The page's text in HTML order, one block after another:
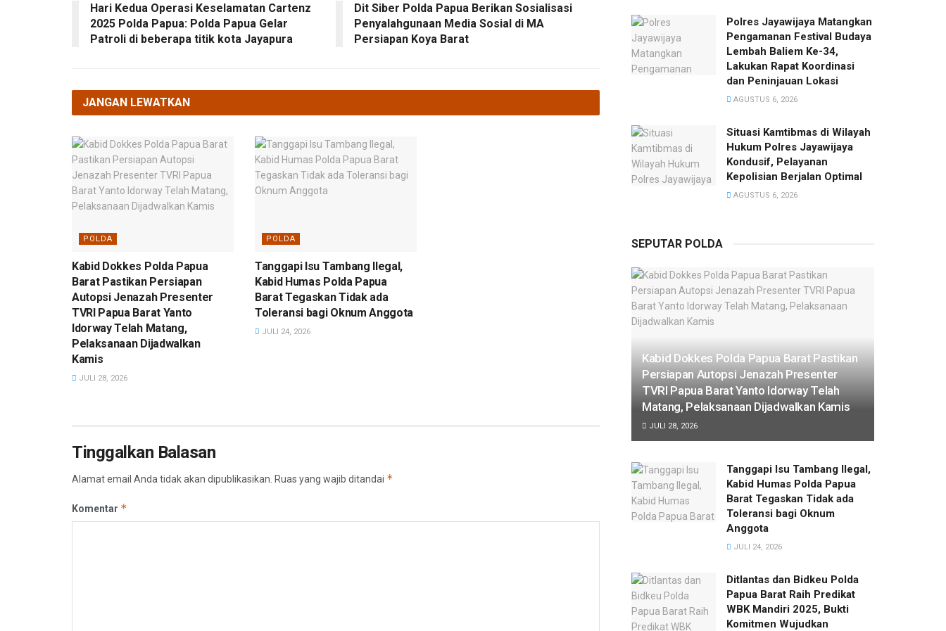
Hari Kedua Operasi Keselamatan Cartenz
2025 Polda Papua: Polda Papua Gelar
Patroli di beberapa titik kota Jayapura
Dit Siber Polda Papua Berikan Sosialisasi
Penyalahgunaan Media Sosial di MA
Persiapan Koya Barat
JANGAN LEWATKAN
POLDA
Kabid Dokkes Polda Papua
Barat Pastikan Persiapan
Autopsi Jenazah Presenter
TVRI Papua Barat Yanto
Idorway Telah Matang,
Pelaksanaan Dijadwalkan
Kamis
JULI 28, 2026
POLDA
Tanggapi Isu Tambang Ilegal,
Kabid Humas Polda Papua
Barat Tegaskan Tidak ada
Toleransi bagi Oknum Anggota
JULI 24, 2026
Tinggalkan Balasan
Alamat email Anda tidak akan dipublikasikan. Ruas yang wajib ditandai *
Komentar *
Polres Jayawijaya Matangkan
Pengamanan Festival Budaya
Lembah Baliem Ke-34,
Lakukan Rapat Koordinasi
dan Peninjauan Lokasi
AGUSTUS 6, 2026
Situasi Kamtibmas di Wilayah
Hukum Polres Jayawijaya
Kondusif, Pelayanan
Kepolisian Berjalan Optimal
AGUSTUS 6, 2026
SEPUTAR POLDA
Kabid Dokkes Polda Papua Barat Pastikan
Persiapan Autopsi Jenazah Presenter
TVRI Papua Barat Yanto Idorway Telah
Matang, Pelaksanaan Dijadwalkan Kamis
JULI 28, 2026
Tanggapi Isu Tambang Ilegal,
Kabid Humas Polda Papua
Barat Tegaskan Tidak ada
Toleransi bagi Oknum
Anggota
JULI 24, 2026
Ditlantas dan Bidkeu Polda
Papua Barat Raih Predikat
WBK Mandiri 2025, Bukti
Komitmen Wujudkan